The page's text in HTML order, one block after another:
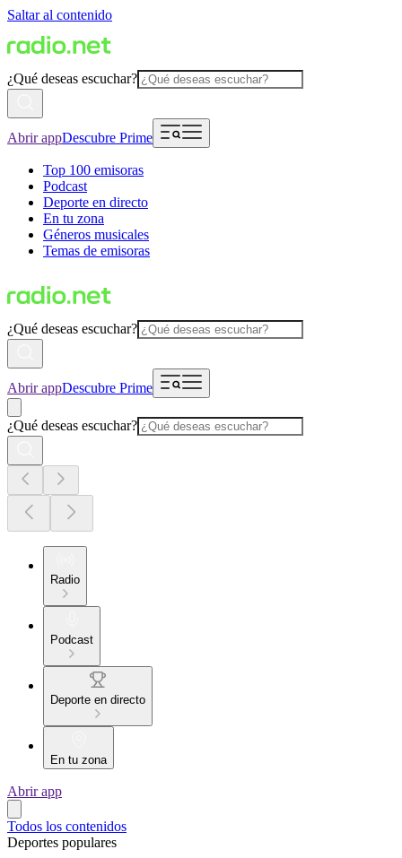
Saltar al contenido
¿Qué deseas escuchar?
Abrir appDescubre Prime
Top 100 emisoras
Podcast
Deporte en directo
En tu zona
Géneros musicales
Temas de emisoras
¿Qué deseas escuchar?
Abrir appDescubre Prime
¿Qué deseas escuchar?
Radio
Podcast
Deporte en directo
En tu zona
Abrir app
Todos los contenidos
Deportes populares